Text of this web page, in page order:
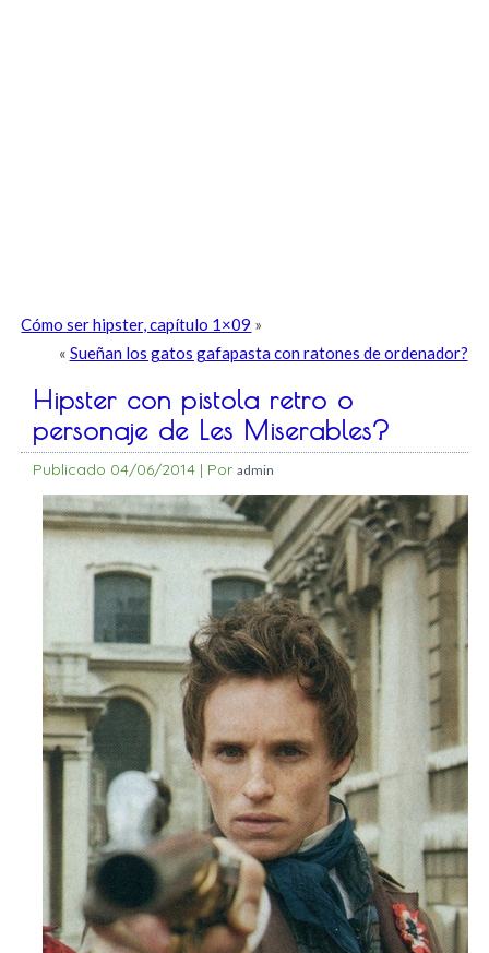
Cómo ser hipster, capítulo 1×09 »
« Sueñan los gatos gafapasta con ratones de ordenador?
Hipster con pistola retro o
personaje de Les Miserables?
Publicado 04/06/2014 | Por admin